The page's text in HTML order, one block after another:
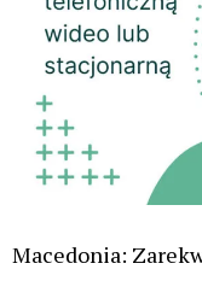
Konopi do Celów
Zdrowia. Zgodnie
odpowiedzialna
produkującymi
Brane
marihuany